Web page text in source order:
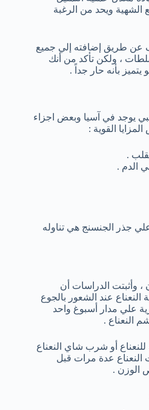
الشهية ويحد من الرغبة
عن طريق إضافته إلي جميع
، ولكن تأكد من أنك
يوجد في آسيا وبعض اجزاء
القوية :
.
الدم .
جذر الجنسنج هي تناوله
، وأثبتت الدراسات أن
النعناع عند الشعور بالجوع
سعرة حرارية علي مدار أسبوغ واحد
النعناع .
أو شرب شاي النعناع
النعناع عدة مرات قبل
الوزن .